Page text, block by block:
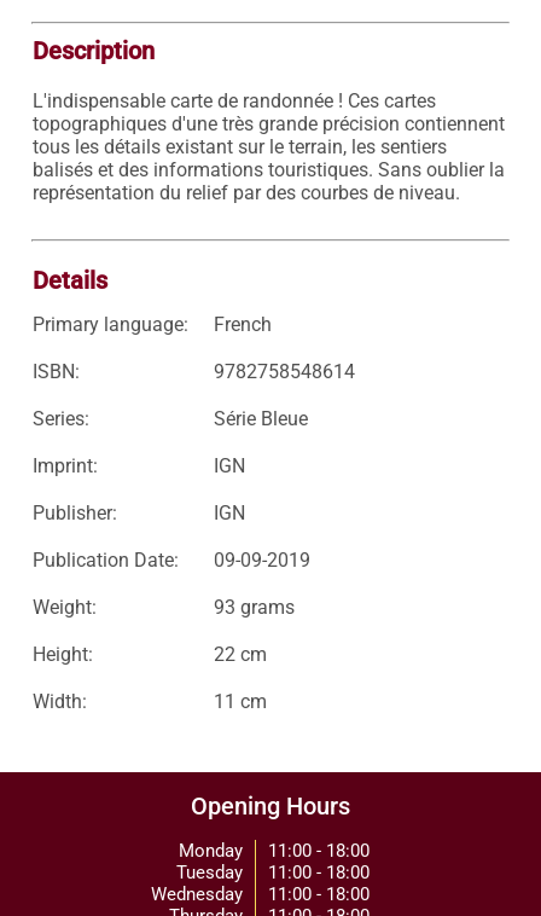
Description
L'indispensable carte de randonnée ! Ces cartes
topographiques d'une très grande précision contiennent
tous les détails existant sur le terrain, les sentiers
balisés et des informations touristiques. Sans oublier la
représentation du relief par des courbes de niveau.
Details
Primary language: French
ISBN: 9782758548614
Series: Série Bleue
Imprint: IGN
Publisher: IGN
Publication Date: 09-09-2019
Weight: 93 grams
Height: 22 cm
Width: 11 cm
Opening Hours
Monday
Tuesday
Wednesday
11:00 - 18:00
11:00 - 18:00
11:00 - 18:00